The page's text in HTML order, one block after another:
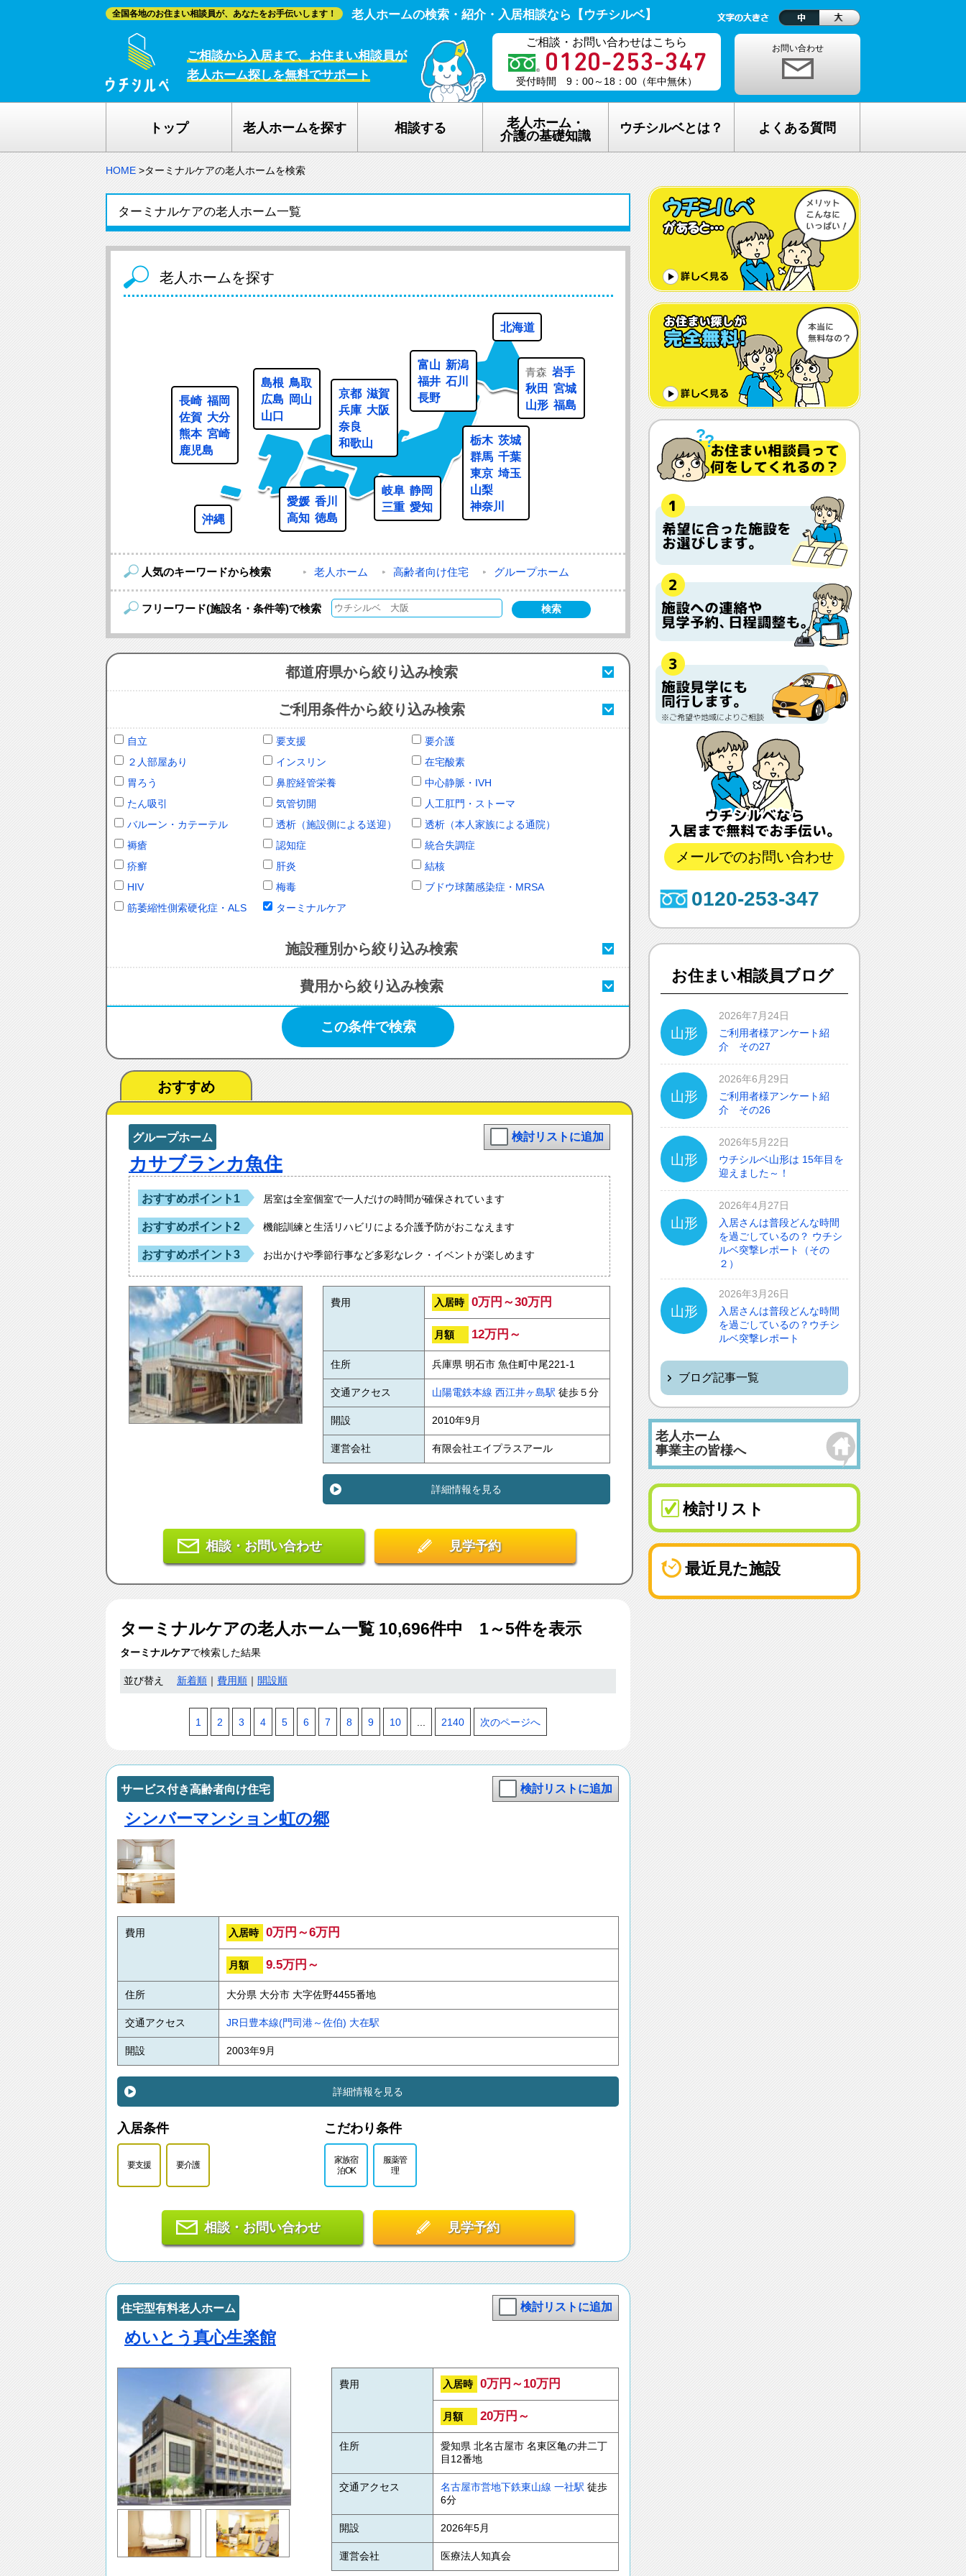
全国各地のお住まい相談員が、あなたをお手伝いします！ 老人ホームの検索・紹介・入居相談なら【ウチシルベ】
ご相談から入居まで、お住まい相談員が
老人ホーム探しを無料でサポート
ご相談・お問い合わせはこちら
受付時間 9：00～18：00（年中無休）
お問い合わせ
トップ 老人ホームを探す 相談する
老人ホーム・
介護の基礎知識
在宅介護サービスについて
生活保護について
ウチシルベとは？
老人ホーム探しが完全無料の理由
老人ホーム探し無料相談の流れ
ウチシルベのメリット
ウチシルベFC加盟について
よくある質問
老人ホームの種類が複雑でわからな
い・・
どんな人が入居しているの？
希望してもなかなか入れないのでは？
体調や病状が悪化しても最後まで住め
ますか？
認知症でも入れますか？
入居金が無料～何千万円と大きな差が
あるけど、どこが違うの？
入居するとどんな人がサービスをして
くれるの？
本当に相談無料？
他の紹介会社と「ウチシルベ」はどう
違うの？aa
HOME >ターミナルケアの老人ホームを検索
ターミナルケアの老人ホーム一覧
老人ホームを探す
北海道
青森 岩手
秋田 宮城
山形 福島
富山 新潟
福井 石川
長野
栃木 茨城
群馬 千葉
東京 埼玉
山梨
神奈川
岐阜 静岡
三重 愛知
京都 滋賀
兵庫 大阪
奈良
和歌山
島根 鳥取
広島
岡山
山口
愛媛 香川
高知 徳島
長崎 福岡
佐賀 大分
熊本 宮崎
鹿児島
沖縄
人気のキーワードから検索 老人ホーム 高齢者向け住宅 グループホーム
フリーワード(施設名・条件等)で検索 検索
都道府県から絞り込み検索
ご利用条件から絞り込み検索
自立 要支援
要介護
２人部屋あり
インスリン
在宅酸素
胃ろう
鼻腔経管栄養
中心静脈・IVH
たん吸引
気管切開
人工肛門・ストーマ
バルーン・カテーテル
透析（施設側による送迎）
透析（本人家族による通院）
褥瘡
認知症
統合失調症
疥癬
肝炎
結核
HIV
梅毒
ブドウ球菌感染症・MRSA
筋萎縮性側索硬化症・ALS
ターミナルケア
施設種別から絞り込み検索
費用から絞り込み検索
この条件で検索
おすすめ
グループホーム 検討リストに追加
カサブランカ魚住
おすすめポイント1 居室は全室個室で一人だけの時間が確保されています
おすすめポイント2 機能訓練と生活リハビリによる介護予防がおこなえます
おすすめポイント3 お出かけや季節行事など多彩なレク・イベントが楽しめます
費用 入居時 0万円～30万円
月額 12万円～
住所 兵庫県 明石市 魚住町中尾221-1
交通アクセス 山陽電鉄本線 西江井ヶ島駅 徒歩５分
開設 2010年9月
運営会社 有限会社エイプラスアール
詳細情報を見る
相談・お問い合わせ 見学予約
ターミナルケアの老人ホーム一覧 10,696件中 1～5件を表示
ターミナルケアで検索した結果
並び替え 新着順 費用順 開設順
1 2 3 4 5 6 7 8 9 10 ... 2140 次のページへ
サービス付き高齢者向け住宅 検討リストに追加
シンバーマンション虹の郷
費用 入居時 0万円～6万円
月額 9.5万円～
住所 大分県 大分市 大字佐野4455番地
交通アクセス JR日豊本線(門司港～佐伯) 大在駅
開設 2003年9月
詳細情報を見る
入居条件
要支援 要介護
こだわり条件
家族宿
泊OK
服薬管
理
相談・お問い合わせ 見学予約
住宅型有料老人ホーム 検討リストに追加
めいとう真心生楽館
費用 入居時 0万円～10万円
月額 20万円～
住所
愛知県 北名古屋市 名東区亀の井二丁
目12番地
交通アクセス 名古屋市営地下鉄東山線 一社駅 徒歩
6分
開設 2026年5月
運営会社 医療法人知真会
メールでのお問い合わせ
0120-253-347
お住まい相談員ブログ
山形
2026年7月24日
ご利用者様アンケート紹
介 その27
山形
2026年6月29日
ご利用者様アンケート紹
介 その26
山形
2026年5月22日
ウチシルベ山形は 15年目を
迎えました～！
山形
2026年4月27日
入居さんは普段どんな時間
を過ごしているの？ ウチシ
ルベ突撃レポート（その
２）
山形
2026年3月26日
入居さんは普段どんな時間
を過ごしているの？ウチシ
ルベ突撃レポート
ブログ記事一覧
老人ホーム
事業主の皆様へ
検討リスト
最近見た施設